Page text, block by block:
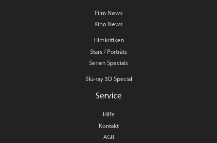
Film News
Kino News
Filmkritiken
Stars / Porträts
Serien Specials
Blu-ray 3D Special
Service
Hilfe
Kontakt
AGB